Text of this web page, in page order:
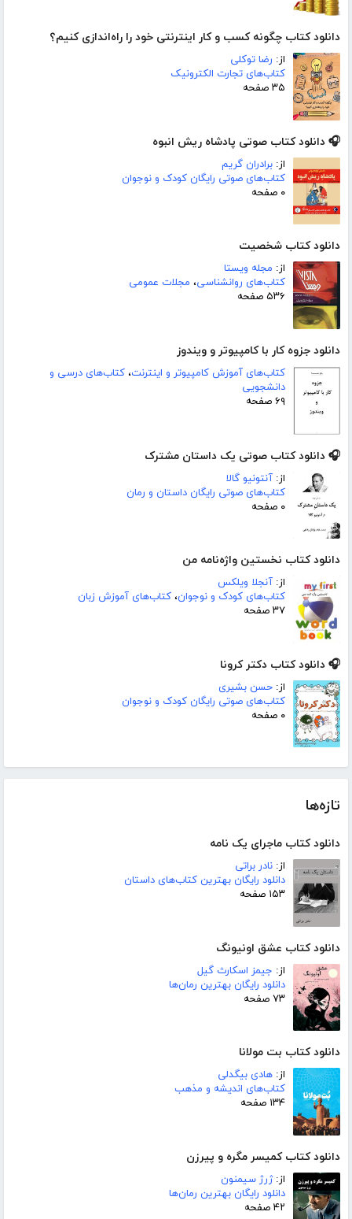
دانلود کتاب چگونه کسب و کار اینترنتی خود را راه‌اندازی کنیم؟
از: رضا توکلی
کتاب‌های تجارت الکترونیک
۳۵ صفحه
🎧 دانلود کتاب صوتی پادشاه ریش انبوه
از: برادران گریم
کتاب‌های صوتی رایگان کودک و نوجوان
۰ صفحه
دانلود کتاب شخصیت
از: مجله ویستا
کتاب‌های روانشناسی، مجلات عمومی
۵۳۶ صفحه
دانلود جزوه کار با کامپیوتر و ویندوز
کتاب‌های آموزش کامپیوتر و اینترنت، کتاب‌های درسی و
دانشجویی
۶۹ صفحه
🎧 دانلود کتاب صوتی یک داستان مشترک
از: آنتونیو گالا
کتاب‌های صوتی رایگان داستان و رمان
۰ صفحه
دانلود کتاب نخستین واژه‌نامه من
از: آنجلا ویلکس
کتاب‌های کودک و نوجوان، کتاب‌های آموزش زبان
۳۷ صفحه
🎧 دانلود کتاب دکتر کرونا
از: حسن بشیری
کتاب‌های صوتی رایگان کودک و نوجوان
۰ صفحه
تازه‌ها
دانلود کتاب ماجرای یک نامه
از: نادر براتی
دانلود رایگان بهترین کتاب‌های داستان
۱۵۳ صفحه
دانلود کتاب عشق اونیونگ
از: جیمز اسکارث گیل
دانلود رایگان بهترین رمان‌ها
۷۳ صفحه
دانلود کتاب بت مولانا
از: هادی بیگدلی
کتاب‌های اندیشه و مذهب
۱۳۴ صفحه
دانلود کتاب کمیسر مگره و پیرزن
از:ژرژ سیمنون
دانلود رایگان بهترین رمان‌ها
۴۲ صفحه